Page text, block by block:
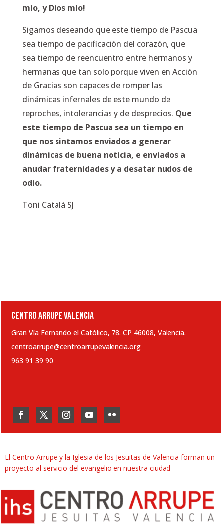
mío, y Dios mío!
Sigamos deseando que este tiempo de Pascua
sea tiempo de pacificación del corazón, que
sea tiempo de reencuentro entre hermanos y
hermanas que tan solo porque viven en Acción
de Gracias son capaces de romper las
dinámicas infernales de este mundo de
reproches, intolerancias y de desprecios. Que
este tiempo de Pascua sea un tiempo en
que nos sintamos enviados a generar
dinámicas de buena noticia, e enviados a
anudar fraternidades y a desatar nudos de
odio.
Toni Catalá SJ
CENTRO ARRUPE VALENCIA
Gran Vía Fernando el Católico, 78. CP 46008, Valencia.
centroarrupe@centroarrupevalencia.org
963 91 39 90
El Centro Arrupe y la Iglesia de los Jesuitas de Valencia forman un
proyecto al servicio del evangelio en nuestra ciudad